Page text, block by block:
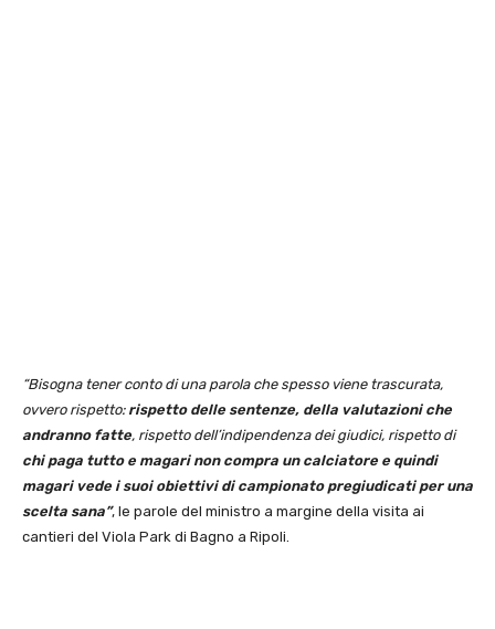
“Bisogna tener conto di una parola che spesso viene trascurata,
ovvero rispetto:rispetto delle sentenze, della valutazioni che
andranno fatte, rispetto dell’indipendenza dei giudici, rispetto di
chi paga tutto e magari non compra un calciatore e quindi
magari vede i suoi obiettivi di campionato pregiudicati per una
scelta sana”, le parole del ministro a margine della visita ai
cantieri del Viola Park di Bagno a Ripoli.